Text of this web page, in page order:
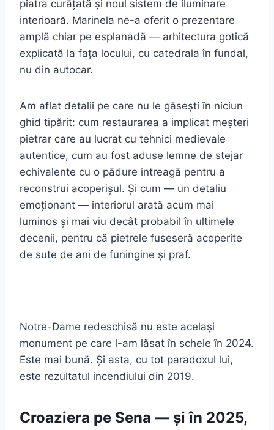
piatra curățată și noul sistem de iluminare
interioară. Marinela ne-a oferit o prezentare
amplă chiar pe esplanadă — arhitectura gotică
explicată la fața locului, cu catedrala în fundal,
nu din autocar.
Am aflat detalii pe care nu le găsești în niciun
ghid tipărit: cum restaurarea a implicat meșteri
pietrar care au lucrat cu tehnici medievale
autentice, cum au fost aduse lemne de stejar
echivalente cu o pădure întreagă pentru a
reconstrui acoperișul. Și cum — un detaliu
emoționant — interiorul arată acum mai
luminos și mai viu decât probabil în ultimele
decenii, pentru că pietrele fuseseră acoperite
de sute de ani de funingine și praf.
Notre-Dame redeschisă nu este același
monument pe care l-am lăsat în schele în 2024.
Este mai bună. Și asta, cu tot paradoxul lui,
este rezultatul incendiului din 2019.
Croaziera pe Sena — și în 2025,